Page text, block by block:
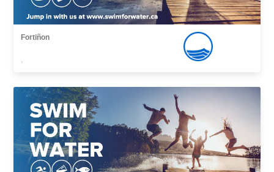
Fortiñon
,